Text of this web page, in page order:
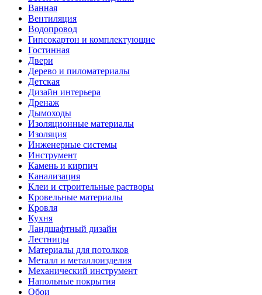
Ванная
Вентиляция
Водопровод
Гипсокартон и комплектующие
Гостинная
Двери
Дерево и пиломатериалы
Детская
Дизайн интерьера
Дренаж
Дымоходы
Изоляционные материалы
Изоляция
Инженерные системы
Инструмент
Камень и кирпич
Канализация
Клеи и строительные растворы
Кровельные материалы
Кровля
Кухня
Ландшафтный дизайн
Лестницы
Материалы для потолков
Металл и металлоизделия
Механический инструмент
Напольные покрытия
Обои